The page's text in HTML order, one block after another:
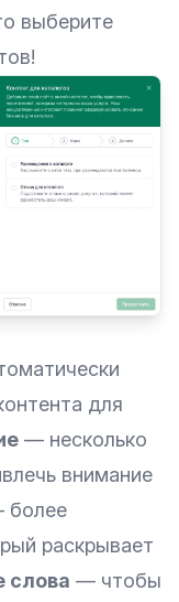
выберите
для
— несколько
внимание
раскрывает
слова — чтобы